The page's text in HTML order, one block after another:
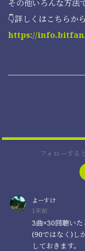
その他いろんな方法
👇詳しくはこちらか
https://
フォローする
よーすけ
1年前
3曲×30回聴い
(90ではなく)し
しておきます。